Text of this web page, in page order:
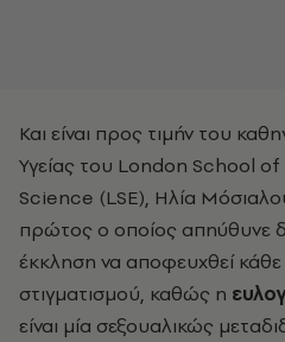
Και είναι προς τιμήν του
Υγείας του London School
Science (LSE), Ηλία
πρώτος ο οποίος απηύθυνε
έκκληση να αποφευχθεί κάθε
στιγματισμού, καθώς η
είναι μία σεξουαλικώς